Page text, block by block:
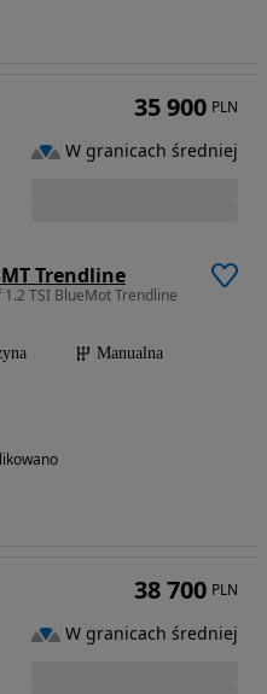
Trendline
1.2 TSI BlueMot Trendline
Manualna
35 900 PLN
W granicach średniej
38 700 PLN
W granicach średniej